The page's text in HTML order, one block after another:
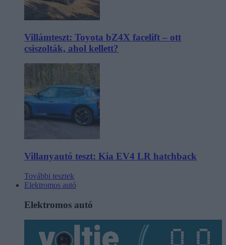
Villámteszt: Toyota bZ4X facelift – ott
csiszolták, ahol kellett?
Villanyautó teszt: Kia EV4 LR hatchback
További tesztek
Elektromos autó
Elektromos autó